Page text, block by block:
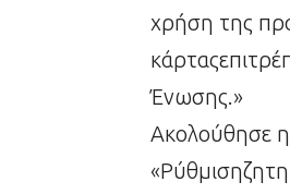
χρήση της
Ένωσης.»
Ακολούθησε